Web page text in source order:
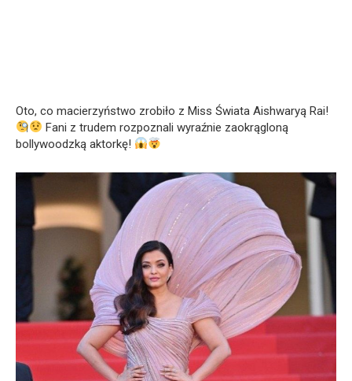
Oto, co macierzyństwo zrobiło z Miss Świata Aishwaryą Rai!
Fani z trudem rozpoznali wyraźnie zaokrągloną
bollywoodzką aktorkę!